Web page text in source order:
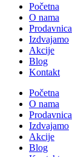
Početna
O nama
Prodavnica
Izdvajamo
Akcije
Blog
Kontakt
Početna
O nama
Prodavnica
Izdvajamo
Akcije
Blog